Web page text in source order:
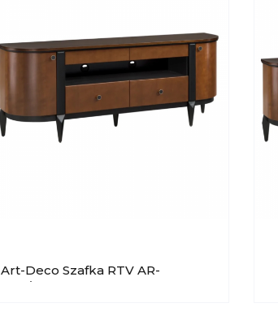
Art-Deco Szafka RTV AR-
RTV/WD Taranko